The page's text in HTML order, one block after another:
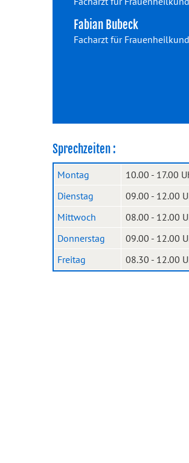
Fabian Bubeck
Facharzt für
Sprechzeiten :
Montag
10.00 - 17.00
Dienstag
09.00 - 12.00
Mittwoch
08.00 - 12.00
Donnerstag
09.00 - 12.00
Freitag
08.30 - 12.00